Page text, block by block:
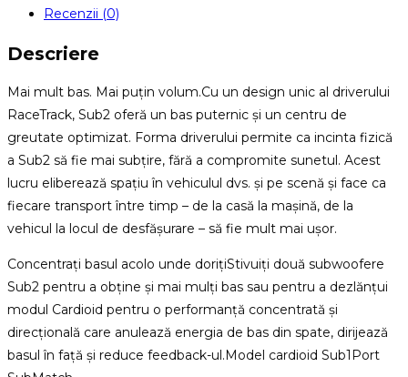
Recenzii (0)
Descriere
Mai mult bas. Mai puțin volum.Cu un design unic al driverului
RaceTrack, Sub2 oferă un bas puternic și un centru de
greutate optimizat. Forma driverului permite ca incinta fizică
a Sub2 să fie mai subțire, fără a compromite sunetul. Acest
lucru eliberează spațiu în vehiculul dvs. și pe scenă și face ca
fiecare transport între timp – de la casă la mașină, de la
vehicul la locul de desfășurare – să fie mult mai ușor.
Concentrați basul acolo unde dorițiStivuiți două subwoofere
Sub2 pentru a obține și mai mulți bas sau pentru a dezlănțui
modul Cardioid pentru o performanță concentrată și
direcțională care anulează energia de bas din spate, dirijează
basul în față și reduce feedback-ul.Model cardioid Sub1Port